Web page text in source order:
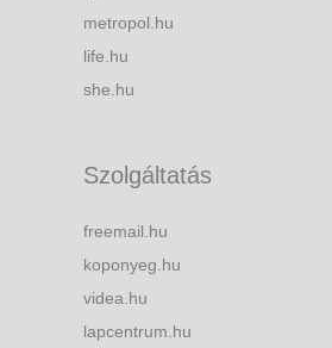
metropol.hu
life.hu
she.hu
Szolgáltatás
freemail.hu
koponyeg.hu
videa.hu
lapcentrum.hu